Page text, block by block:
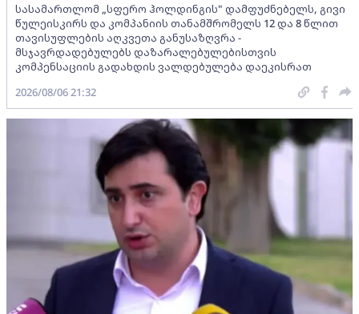
სასამართლომ „სფერო ჰოლდინგის" დამფუძნებელს, გივი
წულეისკირს და კომპანიის თანამშრომელს 12 და 8 წლით
თავისუფლების აღკვეთა განუსაზღვრა -
მსჯავრდადებულებს დაზარალებულებისთვის
კომპენსაციის გადახდის ვალდებულება დაეკისრათ
2026/08/06 21:32